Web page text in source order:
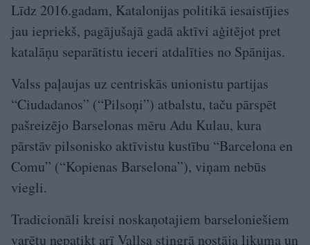
Līdz 2016.gadam, Katalonijas politikā iesaistījies
jau iepriekš, pagājušajā gadā aktīvi aģitējot pret
katalāņu separātistu ieceri atdalīties no Spānijas.
Valss paļaujas uz centriskās unionistu partijas
“Ciudadanos” (“Pilsoņi”) atbalstu, taču pārspēt
pašreizējo Barselonas mēru Adu Kulau, kura
pārstāv pilsonisko aktīvistu kustību “Barcelona en
Comu” (“Kopienas Barselona”), viņam nebūs
viegli.
Tradicionāli kreisi noskaņotajiem barseloniešiem
varētu nepatikt arī Vallsa stingrā nostāja likuma un